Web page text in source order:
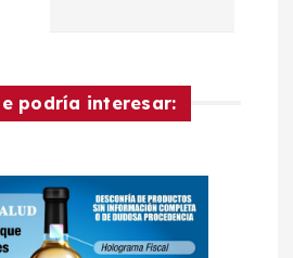
podría interesar: